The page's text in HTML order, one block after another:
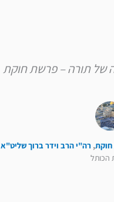
, רה"י הרב וידר ברוך שליט"א
הכותל